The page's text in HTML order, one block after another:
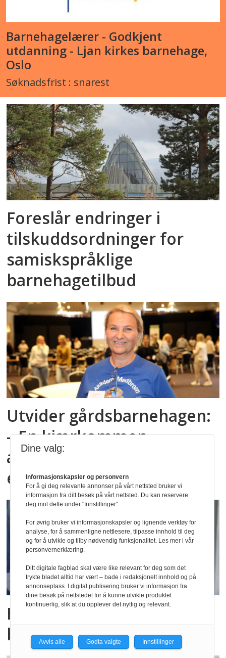
Barnehagelærer - Godkjent
utdanning - Ljan kirkes barnehage,
Oslo
Søknadsfrist : snarest
Foreslår endringer i
tilskuddsordninger for
samiskspråklige
barnehagetilbud
Utvider gårdsbarnehagen:
– En kjærkommen
anledning til å vokse oss
enda mer spennende
Har satt inn ekstra
bemanning etter brannen
Dine valg:
Informasjonskapsler og personvern
For å gi deg relevante annonser på vårt nettsted bruker vi
informasjon fra ditt besøk på vårt nettsted. Du kan reservere
deg mot dette under "Innstillinger".
For øvrig bruker vi informasjonskapsler og lignende verktøy for
analyse, for å sammenligne nettlesere, tilpasse innhold til deg
og for å utvikle og tilby nødvendig funksjonalitet. Les mer i vår
personvernerklæring.
Ditt digitale fagblad skal være like relevant for deg som det
trykte bladet alltid har vært – bade i redaksjonelt innhold og på
annonseplass. I digital publisering bruker vi informasjon fra
dine besøk på nettstedet for å kunne utvikle produktet
kontinuerlig, slik at du opplever det nyttig og relevant.
Avvis alle Godta valgte Innstillinger